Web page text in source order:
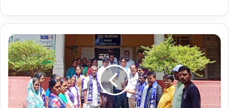
डॉ
.
आं
बे
ड
क